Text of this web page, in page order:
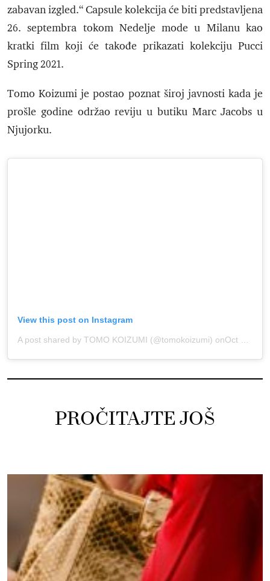
zabavan izgled.“ Capsule kolekcija će biti predstavljena
26. septembra tokom Nedelje mode u Milanu kao
kratki film koji će takođe prikazati kolekciju Pucci
Spring 2021.
Tomo Koizumi je postao poznat široj javnosti kada je
prošle godine održao reviju u butiku Marc Jacobs u
Njujorku.
View this post on Instagram
A post shared by TOMO KOIZUMI (@tomokoizumi) onOct 16, 2019 at 4:36pm PDT
PROČITAJTE JOŠ